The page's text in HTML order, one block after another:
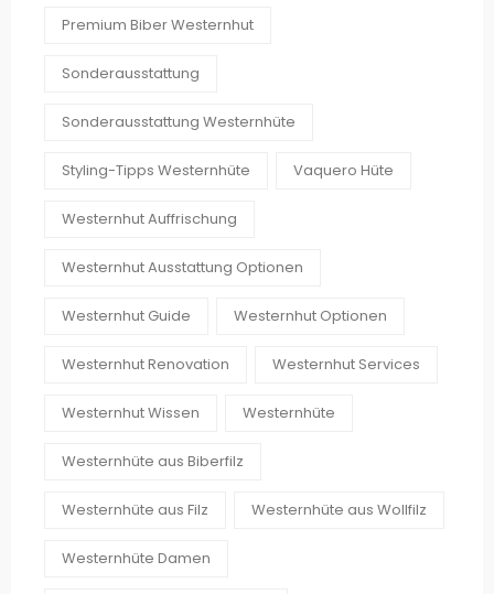
Premium Biber Westernhut
Sonderausstattung
Sonderausstattung Westernhüte
Styling-Tipps Westernhüte Vaquero Hüte
Westernhut Auffrischung
Westernhut Ausstattung Optionen
Westernhut Guide Westernhut Optionen
Westernhut Renovation Westernhut Services
Westernhut Wissen Westernhüte
Westernhüte aus Biberfilz
Westernhüte aus Filz Westernhüte aus Wollfilz
Westernhüte Damen